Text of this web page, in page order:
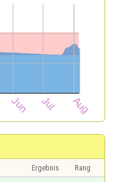
Ergebnis
Rang